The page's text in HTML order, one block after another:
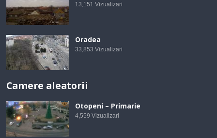
13,151 Vizualizari
Oradea
33,853 Vizualizari
Camere aleatorii
Otopeni – Primarie
4,559 Vizualizari